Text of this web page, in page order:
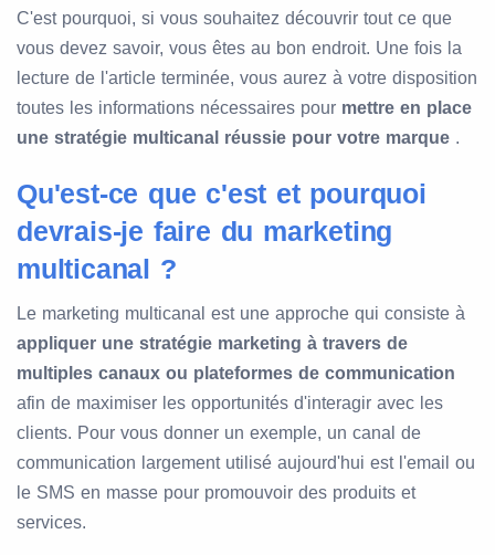
C'est pourquoi, si vous souhaitez découvrir tout ce que
vous devez savoir, vous êtes au bon endroit. Une fois la
lecture de l'article terminée, vous aurez à votre disposition
toutes les informations nécessaires pour mettre en place
une stratégie multicanal réussie pour votre marque .
Qu'est-ce que c'est et pourquoi
devrais-je faire du marketing
multicanal ?
Le marketing multicanal est une approche qui consiste à
appliquer une stratégie marketing à travers de
multiples canaux ou plateformes de communication
afin de maximiser les opportunités d'interagir avec les
clients. Pour vous donner un exemple, un canal de
communication largement utilisé aujourd'hui est l'email ou
le SMS en masse pour promouvoir des produits et
services.